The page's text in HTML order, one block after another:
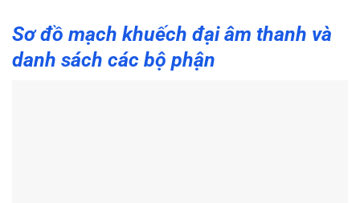
Sơ đồ mạch khuếch đại âm thanh và
danh sách các bộ phận